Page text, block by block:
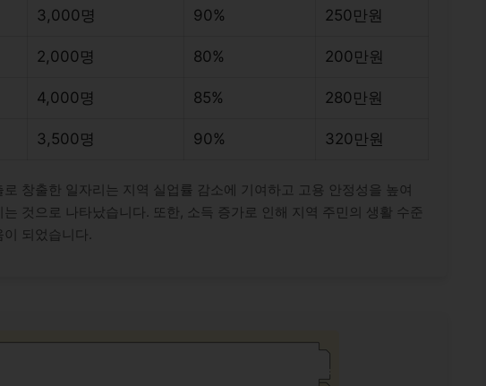
3,000명 90% 250만원
2,000명 80% 200만원
4,000명 85% 280만원
3,500명 90% 320만원
창출한 일자리는 지역 실업률 감소에 기여하고 고용 안정성을 높여
것으로 나타났습니다. 또한, 소득 증가로 인해 지역 주민의 생활 수준
되었습니다.